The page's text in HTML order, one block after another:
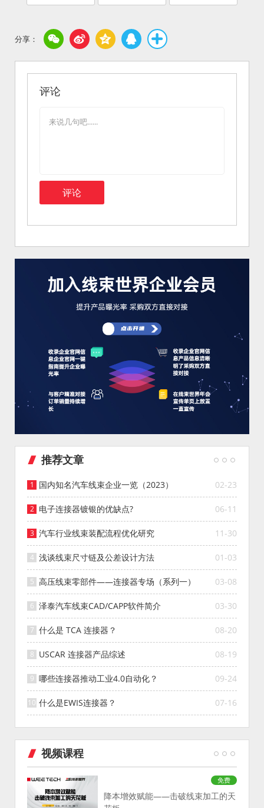
评论
评论
推荐文章
02-23
国内知名汽车线束企业一览（2023）
06-11
电子连接器镀银的优缺点?
11-30
汽车行业线束装配流程优化研究
01-03
浅谈线束尺寸链及公差设计方法
03-08
高压线束零部件——连接器专场（系列一）
03-30
泽泰汽车线束CAD/CAPP软件简介
08-20
什么是 TCA 连接器？
08-19
USCAR 连接器产品综述
09-24
哪些连接器推动工业4.0自动化？
07-16
什么是EWIS连接器？
视频课程
免费
降本增效赋能——击破线束加工的天